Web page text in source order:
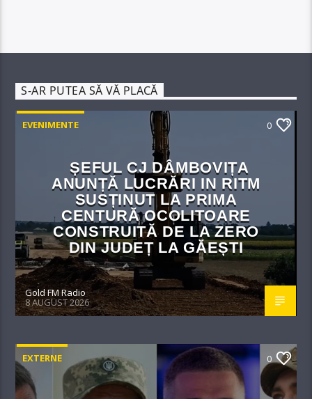
S-AR PUTEA SĂ VĂ PLACĂ
EVENIMENTE 0
ȘEFUL CJ DÂMBOVIȚA
ANUNȚĂ LUCRĂRI IN RITM
SUSȚINUT LA PRIMA
CENTURĂ OCOLITOARE
CONSTRUITĂ DE LA ZERO
DIN JUDEȚ LA GĂEȘTI
Gold FM Radio
8 AUGUST 2026
EXTERNE 0